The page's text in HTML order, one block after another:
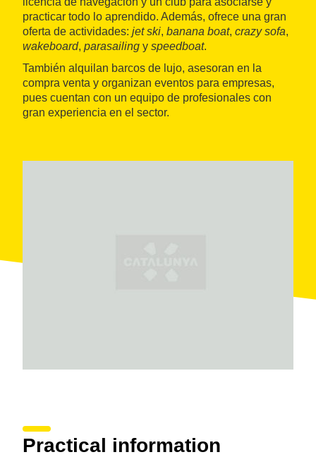
practicar todo lo aprendido. Además, ofrece una gran
oferta de actividades: jet ski, banana boat, crazy sofa,
wakeboard, parasailing y speedboat.
También alquilan barcos de lujo, asesoran en la
compra venta y organizan eventos para empresas,
pues cuentan con un equipo de profesionales con
gran experiencia en el sector.
Practical information